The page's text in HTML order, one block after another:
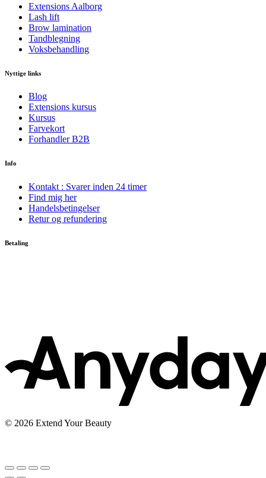
Extensions Aalborg
Lash lift
Brow lamination
Tandblegning
Voksbehandling
Nyttige links
Blog
Extensions kursus
Kursus
Farvekort
Forhandler B2B
Info
Kontakt : Svarer inden 24 timer
Find mig her
Handelsbetingelser
Retur og refundering
Betaling
© 2026 Extend Your Beauty